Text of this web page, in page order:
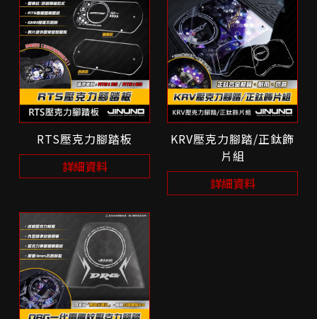
RTS壓克力腳踏板
詳細資料
KRV壓克力腳踏/正鈦飾
片組
詳細資料